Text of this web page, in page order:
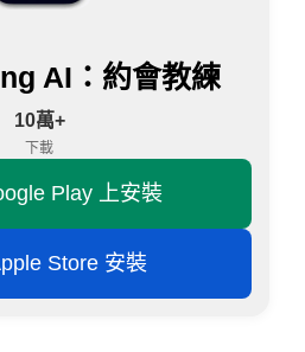
AI：約會教練
10萬+
下載
Play 上安裝
Store 安裝